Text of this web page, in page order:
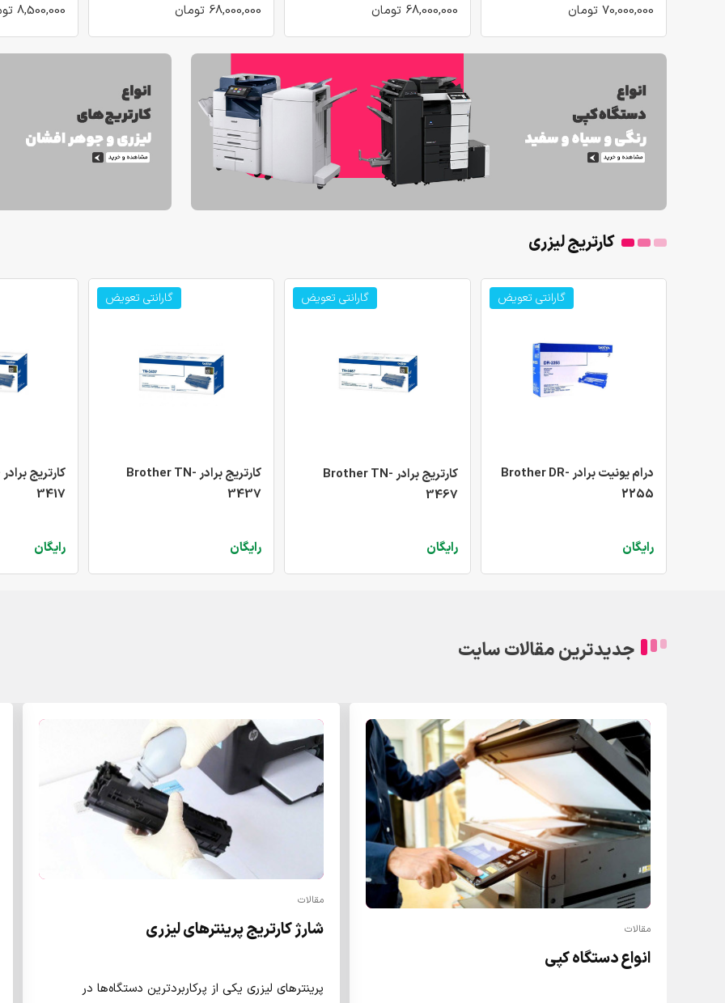
70,000,000 تومان 68,000,000 تومان 68,000,000 تومان 8,500,000 تومان
کارتریج لیزری
گارانتی تعویض
درام یونیت برادر Brother DR-
2255
رایگان
گارانتی تعویض
کارتریج برادر Brother TN-
3467
رایگان
گارانتی تعویض
کارتریج برادر Brother TN-
3437
رایگان
3417
رایگان
جدیدترین مقالات سایت
مقالات
انواع دستگاه کپی
مقالات
شارژ کارتریج پرینترهای لیزری
پرینترهای لیزری یکی از پرکاربردترین دستگاه‌ها در